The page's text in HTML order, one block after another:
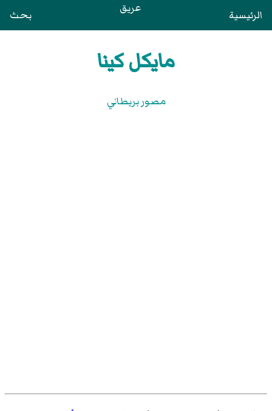
الرئيسية عريق بحث
مايكل كينا
مصور بريطاني